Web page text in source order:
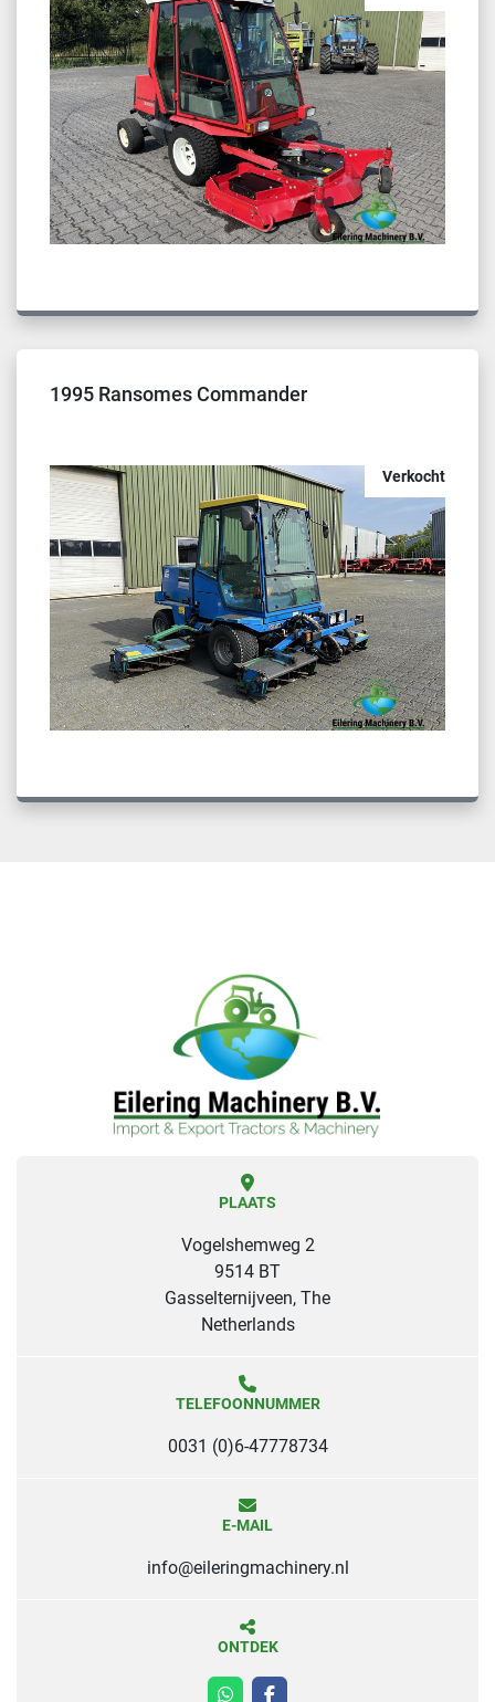
1995 Ransomes Commander
Verkocht
PLAATS
Vogelshemweg 2
9514 BT
Gasselternijveen, The
Netherlands
TELEFOONNUMMER
0031 (0)6-47778734
E-MAIL
info@eileringmachinery.nl
ONTDEK